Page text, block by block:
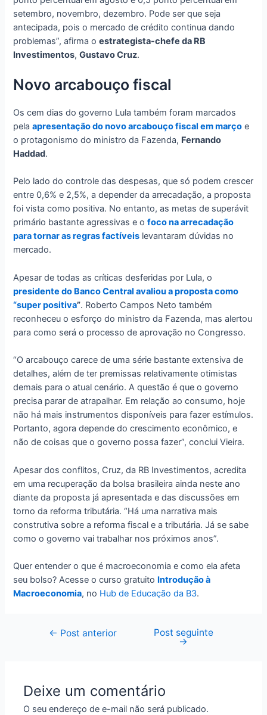
setembro, novembro, dezembro. Pode ser que seja
antecipada, pois o mercado de crédito continua dando
problemas”, afirma oestrategista-chefe da RB
Investimentos,Gustavo Cruz.
Novo arcabouço fiscal
Os cem dias do governo Lula também foram marcados
pelaapresentação do novo arcabouço fiscal em março e
o protagonismo do ministro da Fazenda, Fernando
Haddad.
Pelo lado do controle das despesas, que só podem crescer
entre 0,6% e 2,5%, a depender da arrecadação, a proposta
foi vista como positiva. No entanto, as metas de superávit
primário bastante agressivas e ofoco na arrecadação
para tornar as regras factíveis levantaram dúvidas no
mercado.
Apesar de todas as críticas desferidas por Lula, o
presidente do Banco Central avaliou a proposta como
“super positiva”. Roberto Campos Neto também
reconheceu o esforço do ministro da Fazenda, mas alertou
para como será o processo de aprovação no Congresso.
“O arcabouço carece de uma série bastante extensiva de
detalhes, além de ter premissas relativamente otimistas
demais para o atual cenário. A questão é que o governo
precisa parar de atrapalhar. Em relação ao consumo, hoje
não há mais instrumentos disponíveis para fazer estímulos.
Portanto, agora depende do crescimento econômico, e
não de coisas que o governo possa fazer”, conclui Vieira.
Apesar dos conflitos, Cruz, da RB Investimentos, acredita
em uma recuperação da bolsa brasileira ainda neste ano
diante da proposta já apresentada e das discussões em
torno da reforma tributária. “Há uma narrativa mais
construtiva sobre a reforma fiscal e a tributária. Já se sabe
como o governo vai trabalhar nos próximos anos”.
Quer entender o que é macroeconomia e como ela afeta
seu bolso? Acesse o curso gratuito Introdução à
Macroeconomia, no Hub de Educação da B3.
Navegação
← Post anterior Post seguinte
→
Deixe um comentário
O seu endereço de e-mail não será publicado.